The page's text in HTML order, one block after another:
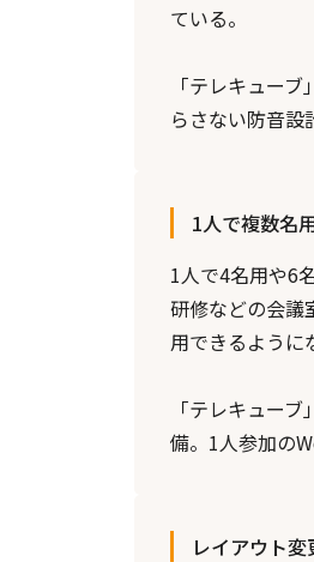
ている。
「テレキュー
らさない防音設
1人で複数名
1人で4名用や6
研修などの会議
用できるように
「テレキュー
備。1人参加の
レイアウト